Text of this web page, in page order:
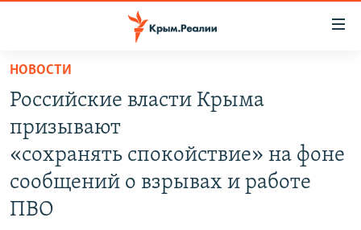
Вернуться
основному
содержанию
Вернутся
главной
навигации
КАРТА ВОЕННЫХ ОБЪЕКТОВ КРЫМА
11 ЛЕТ ОККУПАЦИИ КРЫМА. 11 ИСТОРИЙ СОПРОТИВЛЕНИЯ
ВОДА
ИСТОРИЯ
ЕЩЕ
НОВОСТИ
Российские власти Крыма
призывают
«сохранять спокойствие» на фоне
сообщений о взрывах и работе
ПВО